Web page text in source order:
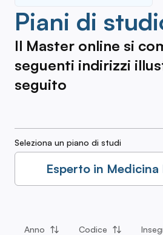
Piani di
Il Master online si
seguenti indirizzi
seguito
Seleziona un piano di studi
Esperto in
Ricerca Narrativa
Anno Codice